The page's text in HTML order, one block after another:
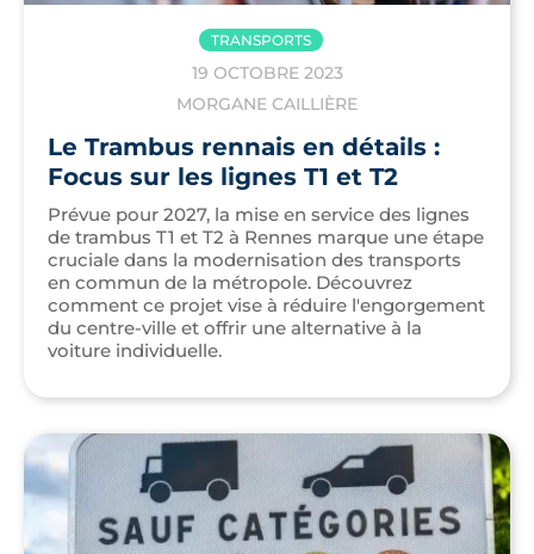
TRANSPORTS
19 OCTOBRE 2023
MORGANE CAILLIÈRE
Le Trambus rennais en détails :
Focus sur les lignes T1 et T2
Prévue pour 2027, la mise en service des lignes
de trambus T1 et T2 à Rennes marque une étape
cruciale dans la modernisation des transports
en commun de la métropole. Découvrez
comment ce projet vise à réduire l'engorgement
du centre-ville et offrir une alternative à la
voiture individuelle.